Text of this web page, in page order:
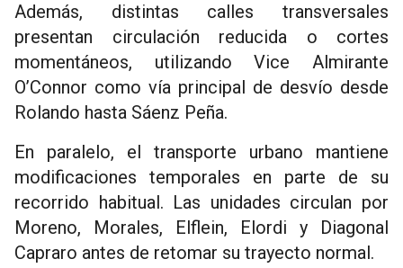
Además, distintas calles transversales
presentan circulación reducida o cortes
momentáneos, utilizando Vice Almirante
O’Connor como vía principal de desvío desde
Rolando hasta Sáenz Peña.
En paralelo, el transporte urbano mantiene
modificaciones temporales en parte de su
recorrido habitual. Las unidades circulan por
Moreno, Morales, Elflein, Elordi y Diagonal
Capraro antes de retomar su trayecto normal.